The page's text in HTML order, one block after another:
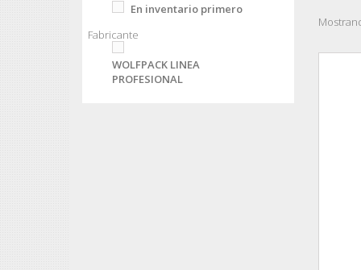
En inventario primero
Fabricante
WOLFPACK LINEA
PROFESIONAL